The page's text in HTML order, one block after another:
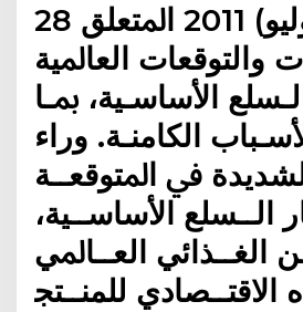
28 تموز (يوليو) 2011 ﺍﳌﺘﻌﻠﻖ
ﻭﺍﻟﺘﻮﻗﻌﺎﺕ ﺍﻟﻌﺎﳌﻴﺔ
ﺍﻷﺳﺎﺳـﻴﺔ، ﲟـﺎ
ﺍﻟﻜﺎﻣﻨـﺔ. ﻭﺭﺍﺀ
ﺍﻟﺸﺪﻳﺪﺓ ﰲ ﺍﳌﺘﻮﻗﻌــﺔ
ﺍﻟــﺴﻠﻊ ﺍﻷﺳﺎﺳــﻴﺔ،
ﺍﻟﻐــﺬﺍﺋﻲ ﺍﻟﻌــﺎﳌﻲ
ﺍﻻﻗﺘــﺼﺎﺩﻱ ﻟﻠﻤﻨــﺘﺠ